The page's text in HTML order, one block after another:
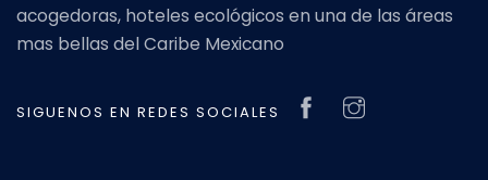
acogedoras, hoteles ecológicos en una de las áreas
mas bellas del Caribe Mexicano
SIGUENOS EN REDES SOCIALES